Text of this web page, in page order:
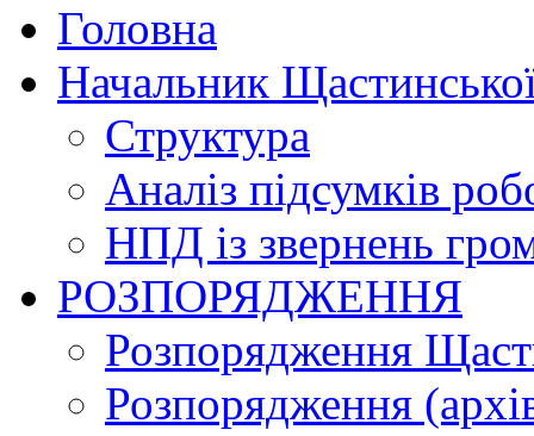
Головна
Начальник
Структура
Аналіз підсумків
НПД із звернень
РОЗПОРЯДЖЕННЯ
Розпорядження
Розпорядження